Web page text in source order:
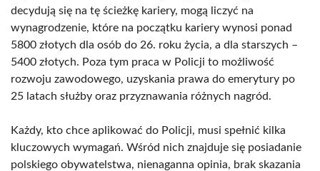
decydują się na tę ścieżkę kariery, mogą liczyć na
wynagrodzenie, które na początku kariery wynosi ponad
5800 złotych dla osób do 26. roku życia, a dla starszych –
5400 złotych. Poza tym praca w Policji to możliwość
rozwoju zawodowego, uzyskania prawa do emerytury po
25 latach służby oraz przyznawania różnych nagród.
Każdy, kto chce aplikować do Policji, musi spełnić kilka
kluczowych wymagań. Wśród nich znajduje się posiadanie
polskiego obywatelstwa, nienaganna opinia, brak skazania